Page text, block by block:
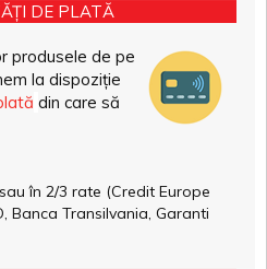
DE PLATĂ
produsele de pe
la dispoziție
din care să
în 2/3 rate (Credit Europe
Banca Transilvania, Garanti